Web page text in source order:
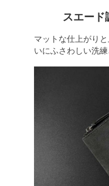
スエード
マットな仕上がり
いにふさわしい洗